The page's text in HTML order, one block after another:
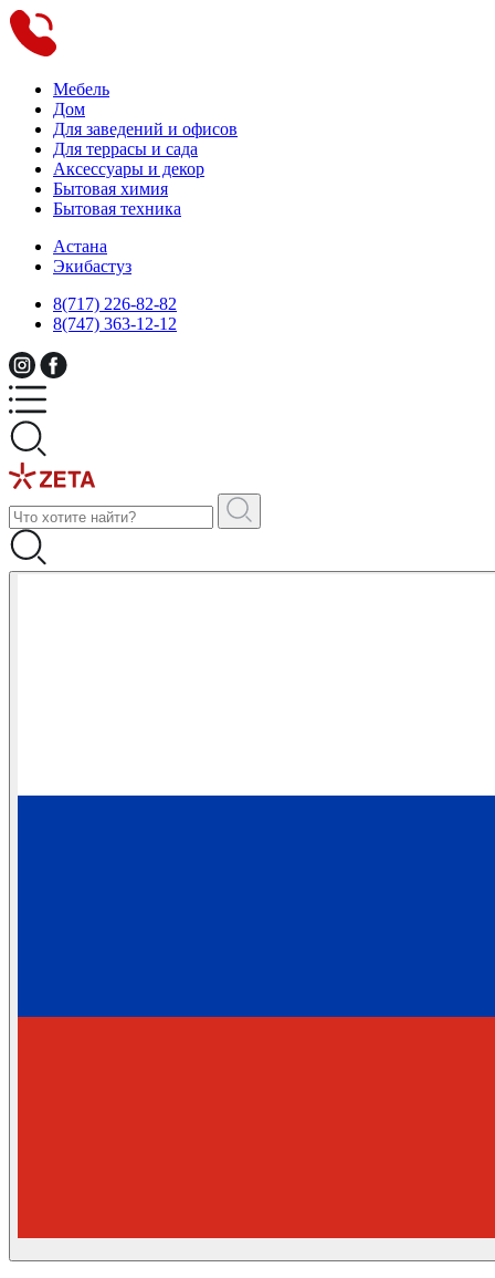
Мебель
Дом
Для заведений и офисов
Для террасы и сада
Аксессуары и декор
Бытовая химия
Бытовая техника
Астана
Экибастуз
8(717) 226-82-82
8(747) 363-12-12